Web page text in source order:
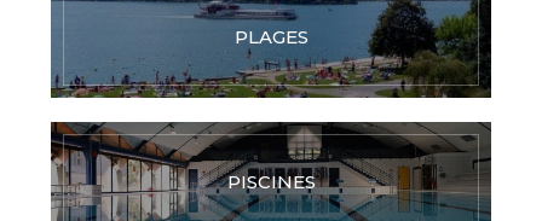
PLAGES
PISCINES